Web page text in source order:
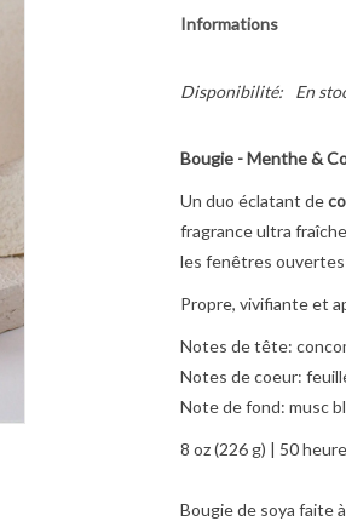
Informations
Disponibilité: En
Bougie - Menthe &
Un duo éclatant de
fragrance ultra
les fenêtres ouvertes
Propre, vivifiante et
Notes de tête:
Notes de coeur:
Note de fond: musc
8 oz (226 g) | 50
Bougie de soya faite